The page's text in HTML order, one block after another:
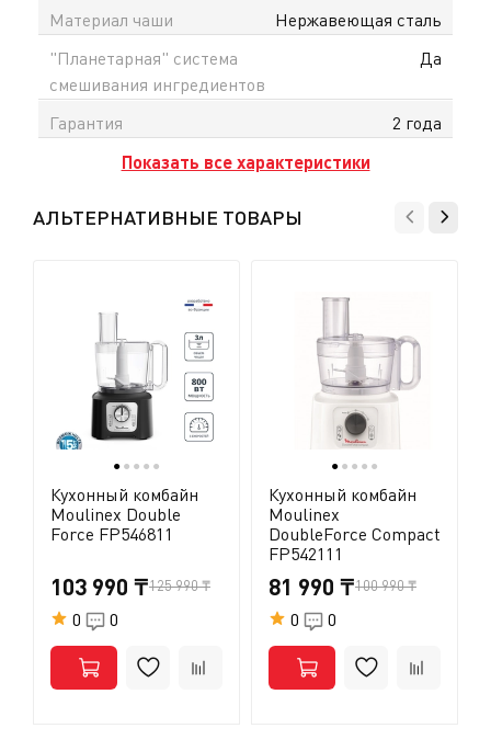
Материал чаши
Нержавеющая сталь
"Планетарная" система
смешивания ингредиентов
Да
Гарантия 2 года
Показать все характеристики
АЛЬТЕРНАТИВНЫЕ ТОВАРЫ
● ● ● ● ●
Кухонный комбайн
Moulinex Double
Force FP546811
103 990 ₸125 990 ₸
0 0
● ● ● ● ●
Кухонный комбайн
Moulinex
DoubleForce Compact
FP542111
81 990 ₸100 990 ₸
0 0